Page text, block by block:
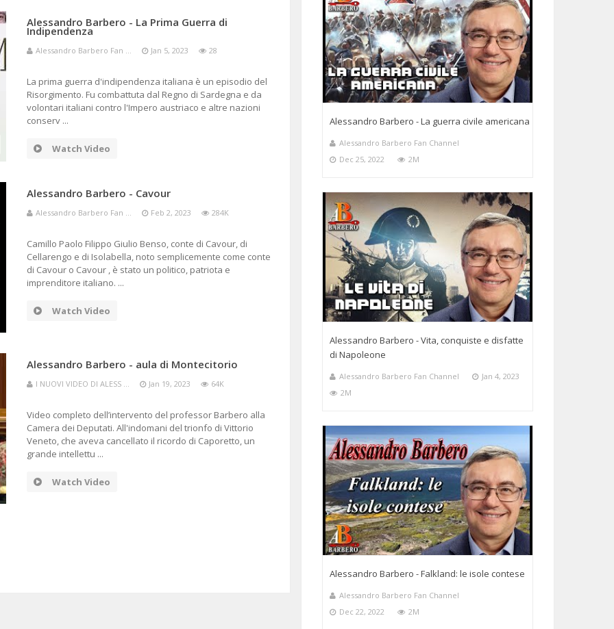
Alessandro Barbero - La Prima Guerra di
Indipendenza
Alessandro Barbero Fan ... Jan 5, 2023 28
La prima guerra d'indipendenza italiana è un episodio del
Risorgimento. Fu combattuta dal Regno di Sardegna e da
volontari italiani contro l'Impero austriaco e altre nazioni
conserv ...
Watch Video
Alessandro Barbero - Cavour
Alessandro Barbero Fan ... Feb 2, 2023 284K
Camillo Paolo Filippo Giulio Benso, conte di Cavour, di
Cellarengo e di Isolabella, noto semplicemente come conte
di Cavour o Cavour , è stato un politico, patriota e
imprenditore italiano. ...
Watch Video
Alessandro Barbero - aula di Montecitorio
I NUOVI VIDEO DI ALESS ... Jan 19, 2023 64K
Video completo dell’intervento del professor Barbero alla
Camera dei Deputati. All'indomani del trionfo di Vittorio
Veneto, che aveva cancellato il ricordo di Caporetto, un
grande intellettu ...
Watch Video
Alessandro Barbero - La guerra civile americana
Alessandro Barbero Fan Channel
Dec 25, 2022
2M
Alessandro Barbero - Vita, conquiste e disfatte
di Napoleone
Alessandro Barbero Fan Channel
Jan 4, 2023
2M
Alessandro Barbero - Falkland: le isole contese
Alessandro Barbero Fan Channel
Dec 22, 2022
2M